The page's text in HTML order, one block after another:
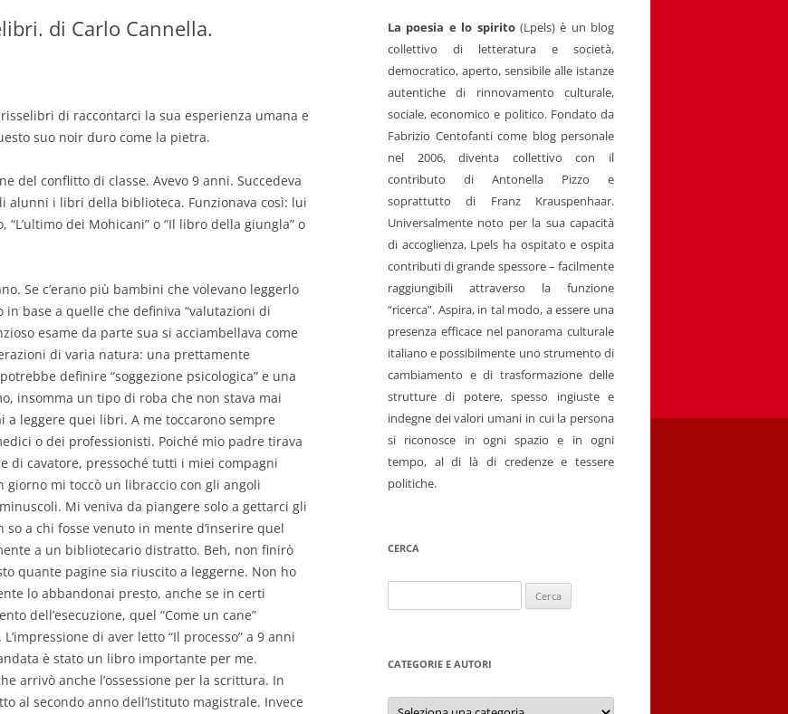
GIOVANNI NUSCIS
KIKA BOHR
MARINO MAGLIANI
MATTEO TELARA
MONICA MAZZITELLI
RICCARDO FERRAZZI
ROBERTO PLEVANO
STEFANIE GOLISCH
di Carlo Cannella.
di raccontarci la sua esperienza umana e
suo noir duro come la pietra.
del conflitto di classe. Avevo 9 anni. Succedeva
i libri della biblioteca. Funzionava così: lui
dei Mohicani” o “Il libro della giungla” o
Se c’erano più bambini che volevano leggerlo
base a quelle che definiva “valutazioni di
esame da parte sua si acciambellava come
di varia natura: una prettamente
definire “soggezione psicologica” e una
insomma un tipo di roba che non stava mai
leggere quei libri. A me toccarono sempre
o dei professionisti. Poiché mio padre tirava
di cavatore, pressoché tutti i miei compagni
giorno mi toccò un libraccio con gli angoli
Mi veniva da piangere solo a gettarci gli
so a chi fosse venuto in mente d’inserire quel
a un bibliotecario distratto. Beh, non finirò
quante pagine sia riuscito a leggerne. Non ho
lo abbandonai presto, anche se in certi
dell’esecuzione, quel “Come un cane”
di aver letto “Il processo” a 9 anni
è stato un libro importante per me.
arrivò anche l’ossessione per la scrittura. In
al secondo anno dell’Istituto magistrale. Invece
La poesia e lo spirito(Lpels) è un blog
collettivo di letteratura e società,
democratico, aperto, sensibile alle istanze
autentiche di rinnovamento culturale,
sociale, economico e politico. Fondato da
Fabrizio Centofanti come blog personale
nel 2006, diventa collettivo con il
contributo di Antonella Pizzo e
soprattutto di Franz Krauspenhaar.
Universalmente noto per la sua capacità
di accoglienza, Lpels ha ospitato e ospita
contributi di grande spessore – facilmente
raggiungibili attraverso la funzione
“ricerca”. Aspira, in tal modo, a essere una
presenza efficace nel panorama culturale
italiano e possibilmente uno strumento di
cambiamento e di trasformazione delle
strutture di potere, spesso ingiuste e
indegne dei valori umani in cui la persona
si riconosce in ogni spazio e in ogni
tempo, al di là di credenze e tessere
politiche.
CERCA
per:
CATEGORIE E AUTORI
Categorie